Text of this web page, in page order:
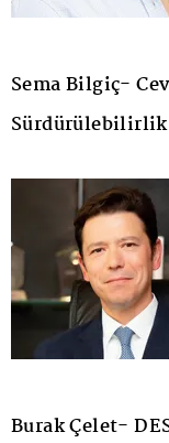
Sema Bilgiç-
Burak Çelet-